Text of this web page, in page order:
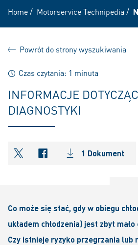
Home/ Motorservice Technipedia /
Powrót do strony wyszukiwania
Czas czytania: 1 minuta
INFORMACJE
DIAGNOSTYKI
shareOntwitter
shareOnfacebook
1 Dokument
Co może się stać, gdy w obiegu
układem chłodzenia) jest zbyt
Czy istnieje ryzyko przegrzania lub